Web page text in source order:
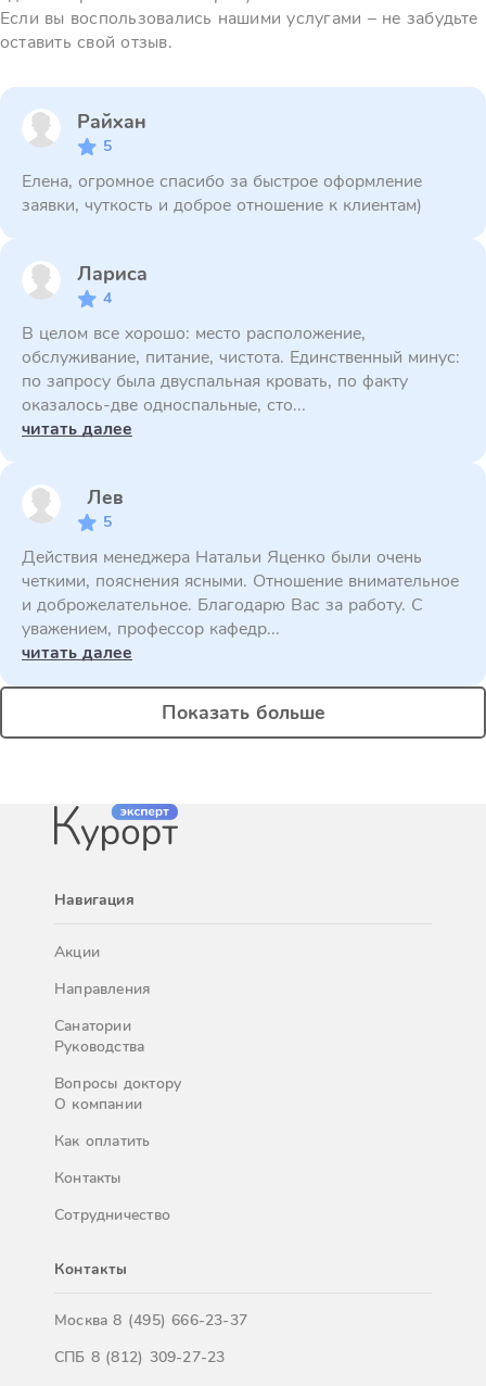
Если вы воспользовались нашими услугами – не забудьте
оставить свой отзыв.
Райхан
5
Елена, огромное спасибо за быстрое оформление
заявки, чуткость и доброе отношение к клиентам)
Лариса
4
В целом все хорошо: место расположение,
обслуживание, питание, чистота. Единственный минус:
по запросу была двуспальная кровать, по факту
оказалось-две односпальные, сто...
читать далее
Лев
5
Действия менеджера Натальи Яценко были очень
четкими, пояснения ясными. Отношение внимательное
и доброжелательное. Благодарю Вас за работу. С
уважением, профессор кафедр...
читать далее
Показать больше
Навигация
Акции
Направления
Санатории
Руководства
Вопросы доктору
О компании
Как оплатить
Контакты
Сотрудничество
Контакты
Москва8 (495) 666-23-37
СПБ 8 (812) 309-27-23